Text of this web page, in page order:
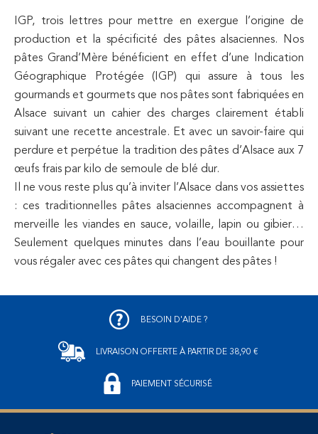
IGP, trois lettres pour mettre en exergue l’origine de
production et la spécificité des pâtes alsaciennes. Nos
pâtes Grand’Mère bénéficient en effet d’une Indication
Géographique Protégée (IGP) qui assure à tous les
gourmands et gourmets que nos pâtes sont fabriquées en
Alsace suivant un cahier des charges clairement établi
suivant une recette ancestrale. Et avec un savoir-faire qui
perdure et perpétue la tradition des pâtes d’Alsace aux 7
œufs frais par kilo de semoule de blé dur.
Il ne vous reste plus qu’à inviter l’Alsace dans vos assiettes
: ces traditionnelles pâtes alsaciennes accompagnent à
merveille les viandes en sauce, volaille, lapin ou gibier…
Seulement quelques minutes dans l’eau bouillante pour
vous régaler avec ces pâtes qui changent des pâtes !
BESOIN D'AIDE ?
LIVRAISON OFFERTE À PARTIR DE 38,90 €
PAIEMENT SÉCURISÉ